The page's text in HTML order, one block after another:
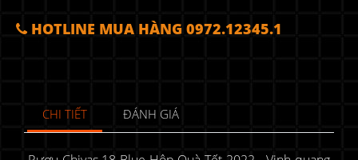
HOTLINE MUA HÀNG 0972.12345.1
CHI TIẾT ĐÁNH GIÁ